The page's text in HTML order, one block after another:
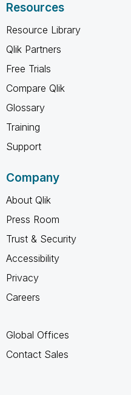
Resources
Resource Library
Qlik Partners
Free Trials
Compare Qlik
Glossary
Training
Support
Company
About Qlik
Press Room
Trust & Security
Accessibility
Privacy
Careers
Global Offices
Contact Sales